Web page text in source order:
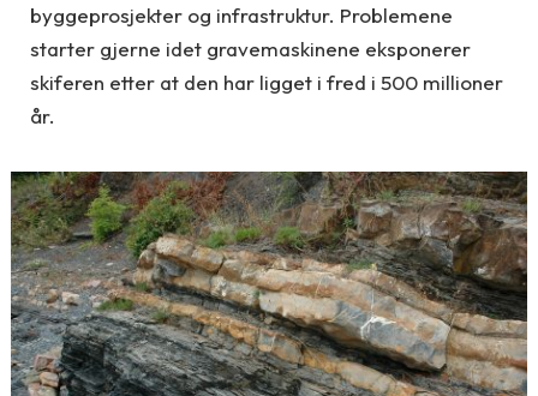
byggeprosjekter og infrastruktur. Problemene
starter gjerne idet gravemaskinene eksponerer
skiferen etter at den har ligget i fred i 500 millioner
år.